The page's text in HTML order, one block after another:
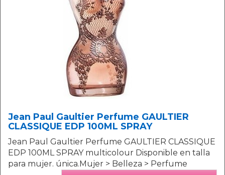
Jean Paul Gaultier Perfume GAULTIER
CLASSIQUE EDP 100ML SPRAY
Jean Paul Gaultier Perfume GAULTIER CLASSIQUE
EDP 100ML SPRAY multicolour Disponible en talla
para mujer. única.Mujer > Belleza > Perfume